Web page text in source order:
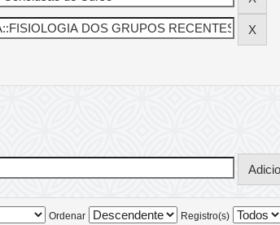
Ordenar Registro(s)